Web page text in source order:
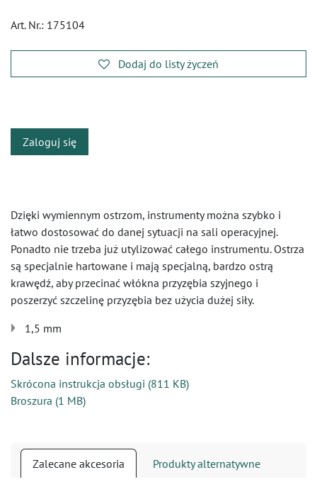
Art. Nr.: 175104
Dodaj do listy życzeń
Zaloguj się
Dzięki wymiennym ostrzom, instrumenty można szybko i
łatwo dostosować do danej sytuacji na sali operacyjnej.
Ponadto nie trzeba już utylizować całego instrumentu. Ostrza
są specjalnie hartowane i mają specjalną, bardzo ostrą
krawędź, aby przecinać włókna przyzębia szyjnego i
poszerzyć szczelinę przyzębia bez użycia dużej siły.
1,5 mm
Dalsze informacje:
Skrócona instrukcja obsługi (811 KB)
Broszura (1 MB)
Zalecane akcesoria Produkty alternatywne